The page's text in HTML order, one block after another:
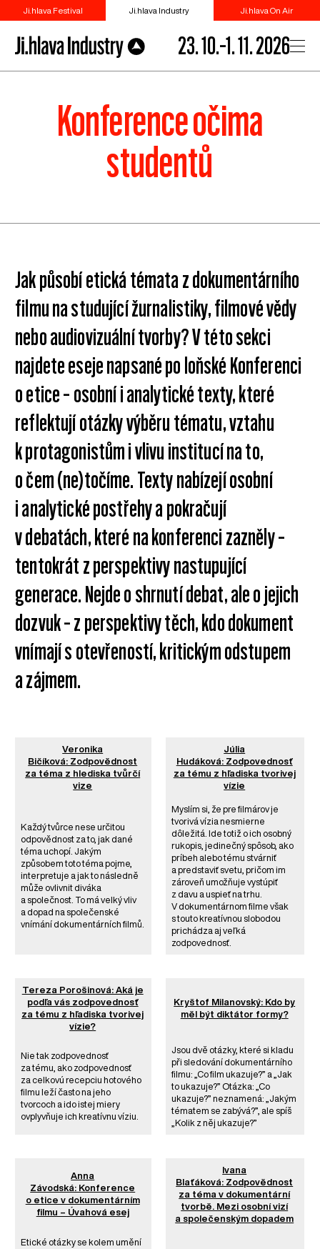
Ji.hlava Festival Ji.hlava Industry Ji.hlava On Air
23. 10.–1. 11. 2026
Konference očima
studentů
Jak působí etická témata z dokumentárního
filmu na studující žurnalistiky, filmové vědy
nebo audiovizuální tvorby? V této sekci
najdete eseje napsané po loňské Konferenci
o etice – osobní i analytické texty, které
reflektují otázky výběru tématu, vztahu
k protagonistům i vlivu institucí na to,
o čem (ne)točíme. Texty nabízejí osobní
i analytické postřehy a pokračují
v debatách, které na konferenci zazněly –
tentokrát z perspektivy nastupující
generace. Nejde o shrnutí debat, ale o jejich
dozvuk – z perspektivy těch, kdo dokument
vnímají s otevřeností, kritickým odstupem
a zájmem.
Veronika
Bičíková: Zodpovědnost
za téma z hlediska tvůrčí
vize
Júlia
Hudáková: Zodpovednosť
za tému z hľadiska tvorivej
vízie
Každý tvůrce nese určitou
odpovědnost za to, jak dané
téma uchopí. Jakým
způsobem toto téma pojme,
interpretuje a jak to následně
může ovlivnit diváka
a společnost. To má velký vliv
a dopad na společenské
vnímání dokumentárních filmů.
Myslím si, že pre filmárov je
tvorivá vízia nesmierne
dôležitá. Ide totiž o ich osobný
rukopis, jedinečný spôsob, ako
príbeh alebo tému stvárniť
a predstaviť svetu, pričom im
zároveň umožňuje vystúpiť
z davu a uspieť na trhu.
V dokumentárnom filme však
s touto kreatívnou slobodou
prichádza aj veľká
zodpovednosť.
Tereza Porošinová: Aká je
podľa vás zodpovednosť
za tému z hľadiska tvorivej
vízie?
Kryštof Milanovský: Kdo by
měl být diktátor formy?
Nie tak zodpovednosť
za tému, ako zodpovednosť
za celkovú recepciu hotového
filmu leží často na jeho
tvorcoch a ido istej miery
ovplyvňuje ich kreatívnu víziu.
Jsou dvě otázky, které si kladu
při sledování dokumentárního
filmu: „Co film ukazuje?” a „Jak
to ukazuje?” Otázka: „Co
ukazuje?” neznamená: „Jakým
tématem se zabývá?”, ale spíš
„Kolik z něj ukazuje?”
Anna
Závodská: Konference
o etice v dokumentárním
filmu – Úvahová esej
Ivana
Blaťáková: Zodpovědnost
za téma v dokumentární
tvorbě. Mezi osobní vizí
a společenským dopadem
Etické otázky se kolem umění